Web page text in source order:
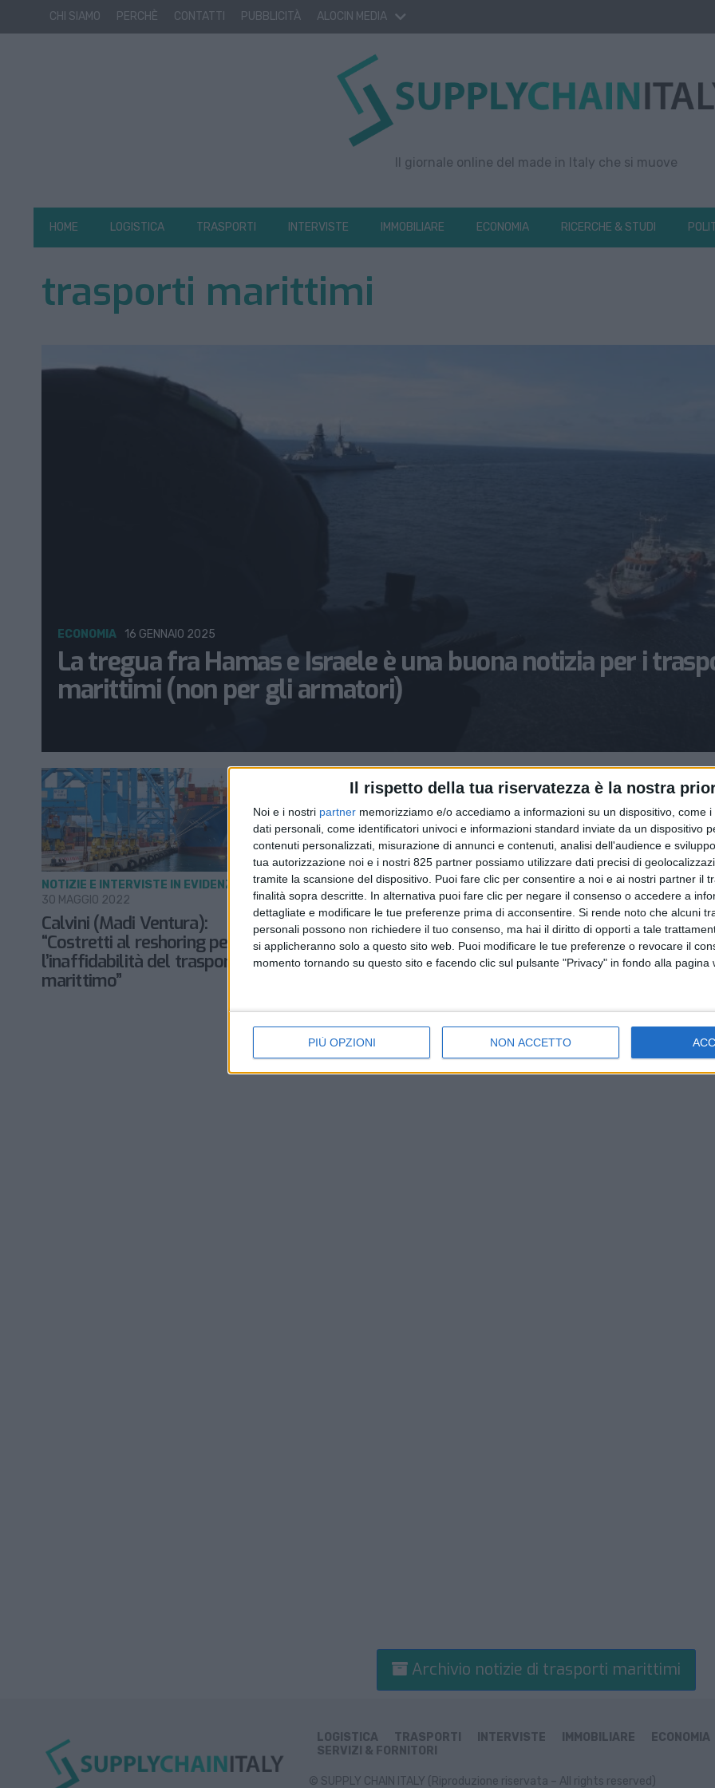
Il rispetto della tua riservatezza è la nostra
Noi e i nostri partner memorizziamo e/o accediamo a informazioni su un dispositivo, come
dati personali, come identificatori univoci e informazioni standard inviate da un dispositivo
contenuti personalizzati, misurazione di annunci e contenuti, analisi dell'audience e
tua autorizzazione noi e i nostri 825 partner possiamo utilizzare dati precisi di
tramite la scansione del dispositivo. Puoi fare clic per consentire a noi e ai nostri partner il
finalità sopra descritte. In alternativa puoi fare clic per negare il consenso o accedere a
dettagliate e modificare le tue preferenze prima di acconsentire. Si rende noto che alcuni
personali possono non richiedere il tuo consenso, ma hai il diritto di opporti a tale
si applicheranno solo a questo sito web. Puoi modificare le tue preferenze o revocare il
momento tornando su questo sito e facendo clic sul pulsante "Privacy" in fondo alla pagina
PIÙ OPZIONI NON ACCETTO
CHI SIAMO PERCHÈ CONTATTI PUBBLICITÀ ALOCIN MEDIA
Il giornale online del made in Italy che si muove
HOME LOGISTICA TRASPORTI INTERVISTE IMMOBILIARE ECONOMIA RICERCHE & STUDI
trasporti marittimi
La tregua fra Hamas e Israele è una buona notizia per i
marittimi (non per gli armatori)
ECONOMIA 16 GENNAIO 2025
Calvini (Madi Ventura):
“Costretti al reshoring per
l’inaffidabilità del trasporto
marittimo”
NOTIZIE E INTERVISTE IN EVIDENZA
30 MAGGIO 2022
Ostacoli nelle spedizioni e
congestione dei porti nell’ultimo
report di Allianz
LE ALTRE NEWS
10 MAGGIO 2022
Container bloccati in
Preziosi ipotizza il
della produzione
NOTIZIE E INTERVISTE IN
29 GIUGNO 2021
Archivio notizie di trasporti marittimi
LOGISTICA TRASPORTI INTERVISTE IMMOBILIARE
ECONOMIA
SERVIZI & FORNITORI
© SUPPLY CHAIN ITALY (Riproduzione riservata – All rights reserved)